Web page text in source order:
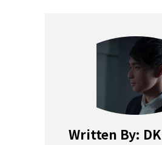
Written By: DK